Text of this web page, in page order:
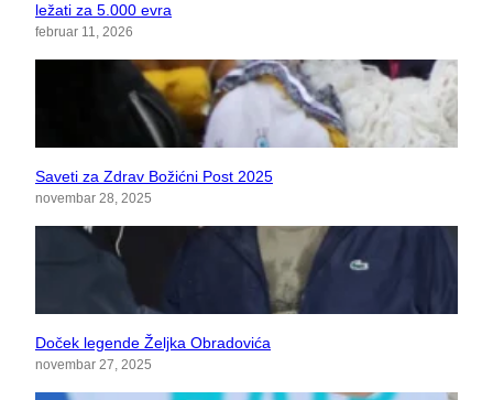
ležati za 5.000 evra
februar 11, 2026
Saveti za Zdrav Božićni Post 2025
novembar 28, 2025
Doček legende Željka Obradovića
novembar 27, 2025